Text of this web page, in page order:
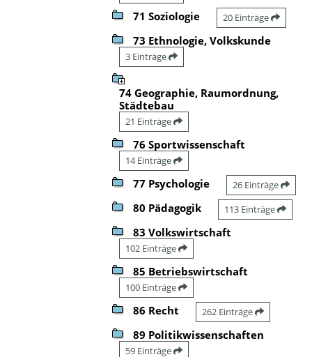
71 Soziologie 20 Einträge
73 Ethnologie, Volkskunde
3 Einträge
74 Geographie, Raumordnung,
Städtebau
21 Einträge
76 Sportwissenschaft
14 Einträge
77 Psychologie 26 Einträge
80 Pädagogik 113 Einträge
83 Volkswirtschaft
102 Einträge
85 Betriebswirtschaft
100 Einträge
86 Recht 262 Einträge
89 Politikwissenschaften
59 Einträge